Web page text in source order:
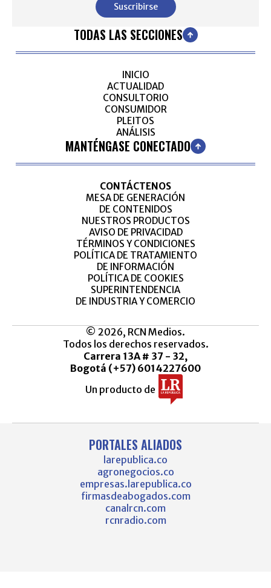
Suscribirse
TODAS LAS SECCIONES
INICIO
ACTUALIDAD
CONSULTORIO
CONSUMIDOR
PLEITOS
ANÁLISIS
MANTÉNGASE CONECTADO
CONTÁCTENOS
MESA DE GENERACIÓN
DE CONTENIDOS
NUESTROS PRODUCTOS
AVISO DE PRIVACIDAD
TÉRMINOS Y CONDICIONES
POLÍTICA DE TRATAMIENTO
DE INFORMACIÓN
POLÍTICA DE COOKIES
SUPERINTENDENCIA
DE INDUSTRIA Y COMERCIO
© 2026, RCN Medios.
Todos los derechos reservados.
Carrera 13A # 37 - 32,
Bogotá (+57) 6014227600
Un producto de
PORTALES ALIADOS
larepublica.co
agronegocios.co
empresas.larepublica.co
firmasdeabogados.com
canalrcn.com
rcnradio.com